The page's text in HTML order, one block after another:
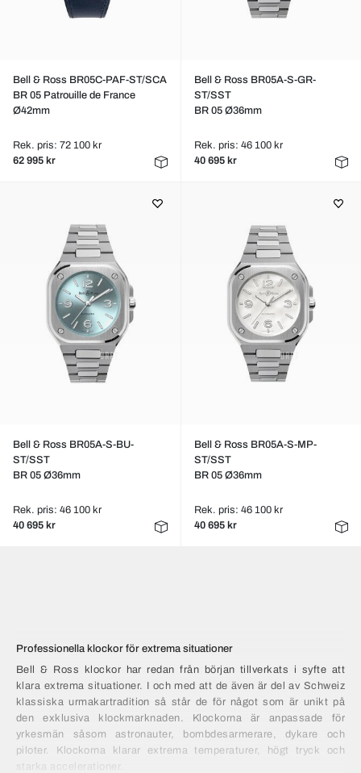
Bell & Ross BR05C-PAF-ST/SCA
BR 05 Patrouille de France
Ø42mm
Rek. pris: 72 100 kr
62 995 kr
Bell & Ross BR05A-S-GR-
ST/SST
BR 05 Ø36mm
Rek. pris: 46 100 kr
40 695 kr
Bell & Ross BR05A-S-BU-
ST/SST
BR 05 Ø36mm
Rek. pris: 46 100 kr
40 695 kr
Bell & Ross BR05A-S-MP-
ST/SST
BR 05 Ø36mm
Rek. pris: 46 100 kr
40 695 kr
Professionella klockor för extrema situationer
Bell & Ross klockor har redan från början tillverkats i syfte att
klara extrema situationer. I och med att de även är del av Schweiz
klassiska urmakartradition så står de för något som är unikt på
den exklusiva klockmarknaden. Klockorna är anpassade för
yrkesmän såsom astronauter, bombdesarmerare, dykare och
piloter. Klockorna klarar extrema temperaturer, högt tryck och
starka accelerationer.